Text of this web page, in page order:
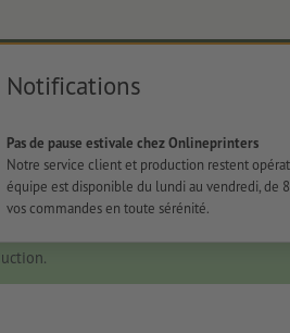
Notifications
Pas de pause estivale chez Onlineprinters
Notre service client et production restent
équipe est disponible du lundi au vendredi, de
vos commandes en toute sérénité.
Papeterie Autocollants